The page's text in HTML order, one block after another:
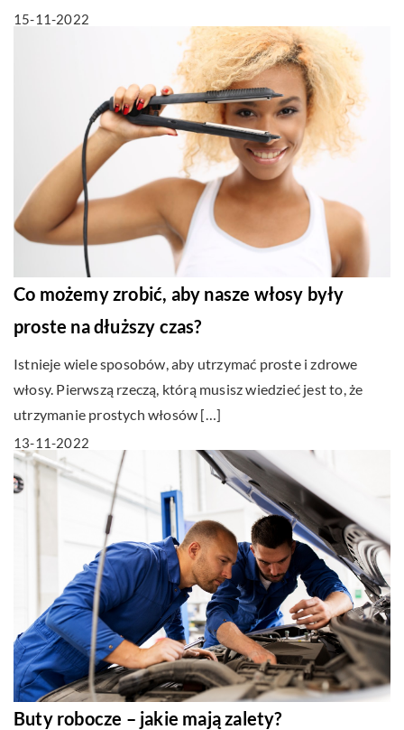
15-11-2022
Co możemy zrobić, aby nasze włosy były
proste na dłuższy czas?
Istnieje wiele sposobów, aby utrzymać proste i zdrowe
włosy. Pierwszą rzeczą, którą musisz wiedzieć jest to, że
utrzymanie prostych włosów […]
13-11-2022
Buty robocze – jakie mają zalety?